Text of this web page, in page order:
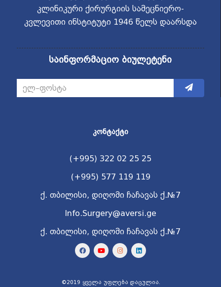
კლინიკური ქირურგიის სამეცნიერო-
კვლევითი ინსტიტუტი 1946 წელს დაარსდა
საინფორმაციო ბიულეტენი
ᲙᲝᲜᲢᲐᲥᲢᲘ
(+995) 322 02 25 25
(+995) 577 119 119
ქ. თბილისი, დიღომი ჩაჩავას ქ.№7
Info.Surgery@aversi.ge
ქ. თბილისი, დიღომი ჩაჩავას ქ.№7
©2019 ყველა უფლება დაცულია.